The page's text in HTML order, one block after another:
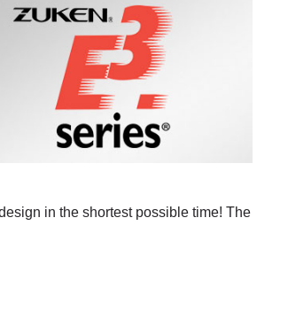
in the shortest possible time! The